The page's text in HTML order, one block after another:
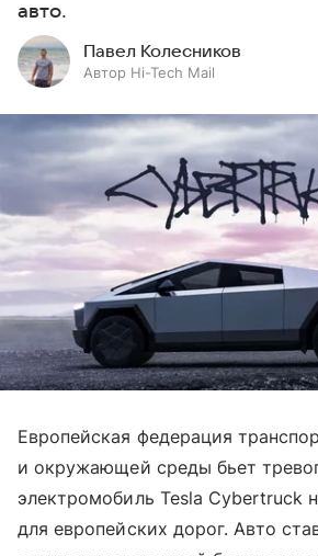
авто.
Павел Колесников
Автор Hi-Tech Mail
Европейская федерация
и окружающей среды бьет
электромобиль Tesla Cybertruck
для европейских дорог. Авто